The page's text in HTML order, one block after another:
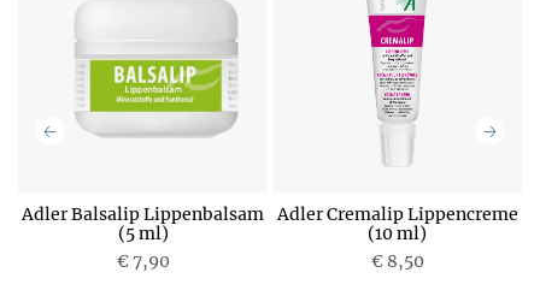
Adler Balsalip Lippenbalsam
(5 ml)
€ 7,90
Adler Cremalip Lippencreme
(10 ml)
€ 8,50